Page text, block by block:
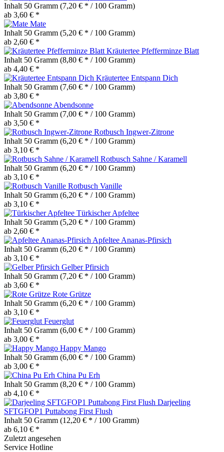
Inhalt 50 Gramm (7,20 € * / 100 Gramm)
ab 3,60 € *
Mate
Inhalt 50 Gramm (5,20 € * / 100 Gramm)
ab 2,60 € *
Kräutertee Pfefferminze Blatt
Inhalt 50 Gramm (8,80 € * / 100 Gramm)
ab 4,40 € *
Kräutertee Entspann Dich
Inhalt 50 Gramm (7,60 € * / 100 Gramm)
ab 3,80 € *
Abendsonne
Inhalt 50 Gramm (7,00 € * / 100 Gramm)
ab 3,50 € *
Rotbusch Ingwer-Zitrone
Inhalt 50 Gramm (6,20 € * / 100 Gramm)
ab 3,10 € *
Rotbusch Sahne / Karamell
Inhalt 50 Gramm (6,20 € * / 100 Gramm)
ab 3,10 € *
Rotbusch Vanille
Inhalt 50 Gramm (6,20 € * / 100 Gramm)
ab 3,10 € *
Türkischer Apfeltee
Inhalt 50 Gramm (5,20 € * / 100 Gramm)
ab 2,60 € *
Apfeltee Ananas-Pfirsich
Inhalt 50 Gramm (6,20 € * / 100 Gramm)
ab 3,10 € *
Gelber Pfirsich
Inhalt 50 Gramm (7,20 € * / 100 Gramm)
ab 3,60 € *
Rote Grütze
Inhalt 50 Gramm (6,20 € * / 100 Gramm)
ab 3,10 € *
Feuerglut
Inhalt 50 Gramm (6,00 € * / 100 Gramm)
ab 3,00 € *
Happy Mango
Inhalt 50 Gramm (6,00 € * / 100 Gramm)
ab 3,00 € *
China Pu Erh
Inhalt 50 Gramm (8,20 € * / 100 Gramm)
ab 4,10 € *
Darjeeling
SFTGFOP1 Puttabong First Flush
Inhalt 50 Gramm (12,20 € * / 100 Gramm)
ab 6,10 € *
Zuletzt angesehen
Service Hotline